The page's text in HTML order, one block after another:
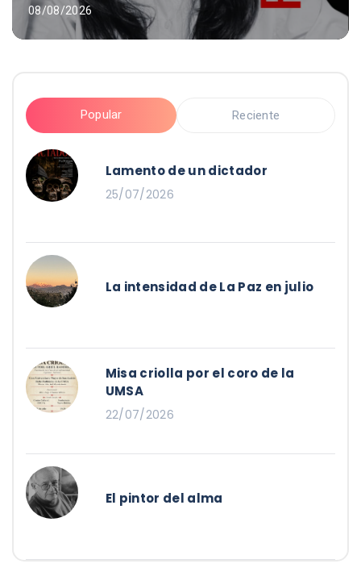
08/08/2026
Popular Reciente
Lamento de un dictador
25/07/2026
La intensidad de La Paz en julio
Misa criolla por el coro de la
UMSA
22/07/2026
El pintor del alma